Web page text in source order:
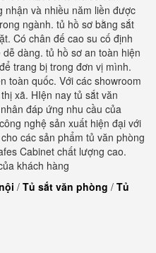
nhận và nhiều năm liền được
ngành. tủ hồ sơ bằng sắt
Có chân đế cao su cố định
dàng. tủ hồ sơ an toàn hiện
trang bị trong đơn vị mình.
toàn quốc. Với các showroom
xã. HIện nay tủ sắt văn
đáp ứng nhu cầu của
nghệ sản xuất hiện đại với
các sản phẩm tủ văn phòng
Cabinet chất lượng cao.
khách hàng
/ Tủ sắt văn phòng / Tủ